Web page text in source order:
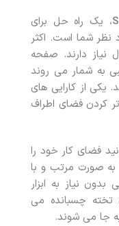
، یک راه حل برای
نظر شما است. اکثر
نیاز دارند. صفحه
به شمار می روند
یکی از کارایی های
کردن فضای اطراف
فضای کار خود را
به صورت مرتب و با
نیاز به ابزار
چسبانده می
جا می شوند.